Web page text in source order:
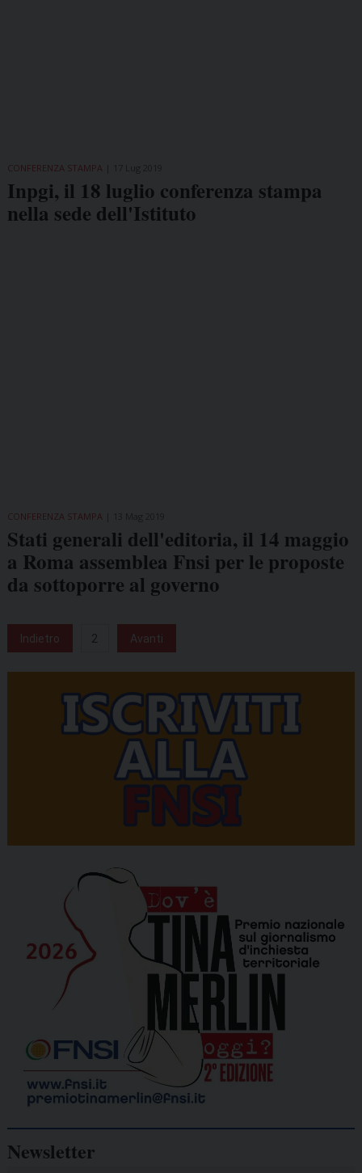
CONFERENZA STAMPA
Inpgi, il 18 luglio conferenza stampa
nella sede dell'Istituto
CONFERENZA STAMPA
Stati generali dell'editoria, il 14 maggio
a Roma assemblea Fnsi per le proposte
da sottoporre al governo
Indietro 2 Avanti
Newsletter